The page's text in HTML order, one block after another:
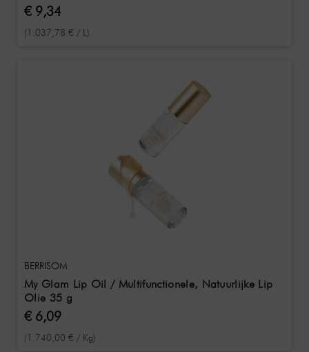
€ 9,34
(1.037,78 € / L)
BERRISOM
My Glam Lip Oil / Multifunctionele, Natuurlijke Lip
Olie 35 g
€ 6,09
(1.740,00 € / Kg)